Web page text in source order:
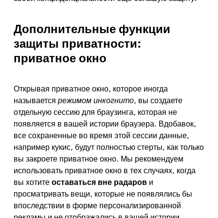
Дополнительные функции
защиты приватности:
приватное окно
Открывая приватное окно, которое иногда
называется режимом инкогнито, вы создаете
отдельную сессию для браузинга, которая не
появляется в вашей истории браузера. Вдобавок,
все сохраненные во время этой сессии данные,
например кукис, будут полностью стерты, как только
вы закроете приватное окно. Мы рекомендуем
использовать приватное окно в тех случаях, когда
вы хотите оставаться вне радаров и
просматривать вещи, которые не появлялись бы
впоследствии в форме персонализированной